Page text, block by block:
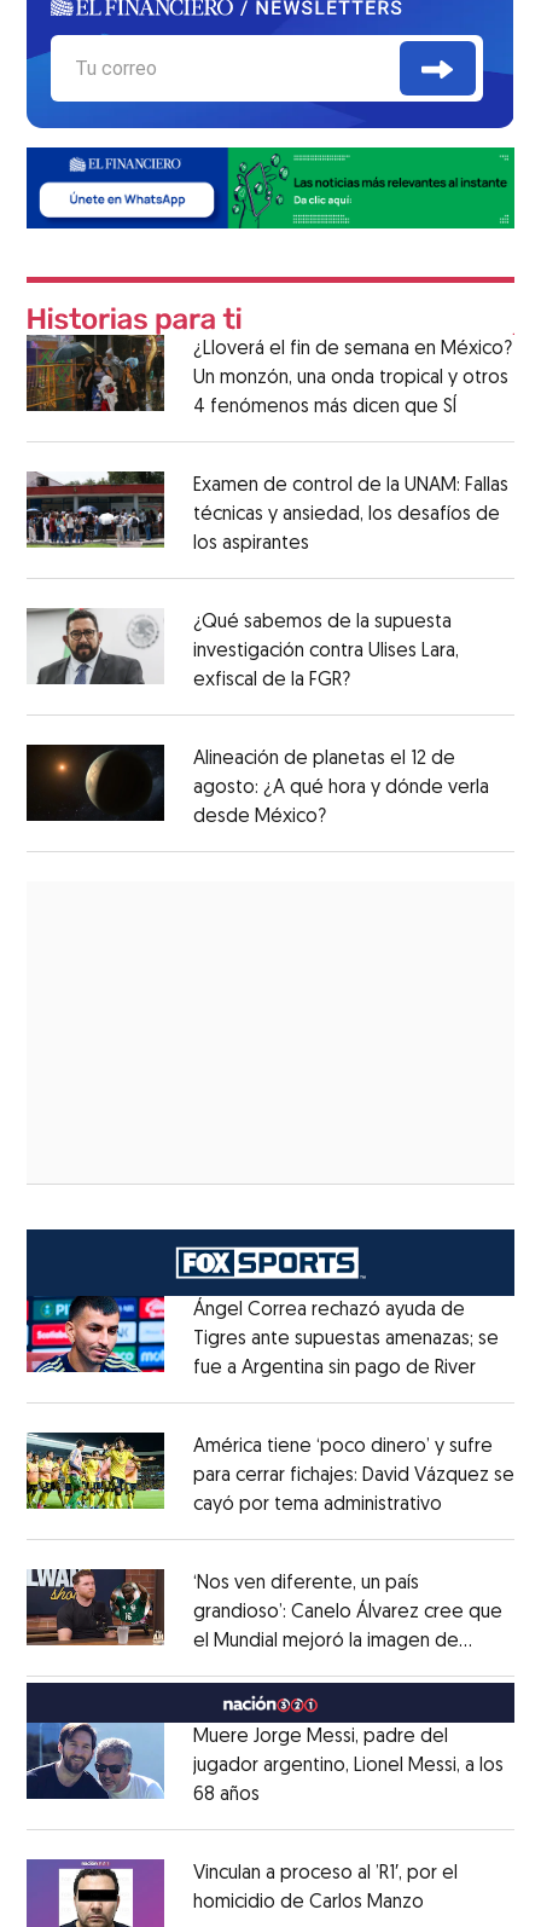
¿Lloverá el fin de semana en México?
Un monzón, una onda tropical y otros
4 fenómenos más dicen que SÍ
Examen de control de la UNAM: Fallas
técnicas y ansiedad, los desafíos de
los aspirantes
¿Qué sabemos de la supuesta
investigación contra Ulises Lara,
exfiscal de la FGR?
Alineación de planetas el 12 de
agosto: ¿A qué hora y dónde verla
desde México?
Ángel Correa rechazó ayuda de
Tigres ante supuestas amenazas; se
fue a Argentina sin pago de RiverOpens
América tiene ‘poco dinero’ y sufre
para cerrar fichajes: David Vázquez se
cayó por tema administrativo
‘Nos ven diferente, un país
grandioso’: Canelo Álvarez cree que
el Mundial mejoró la imagen de
Muere Jorge Messi, padre del
jugador argentino, Lionel Messi, a los
68 años
Vinculan a proceso al ’R1′, por el
homicidio de Carlos Manzo